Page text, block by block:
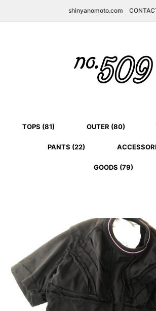
shinyanomoto.com
TOPS (81) OUTER (80)
PANTS (22)
GOODS (79)